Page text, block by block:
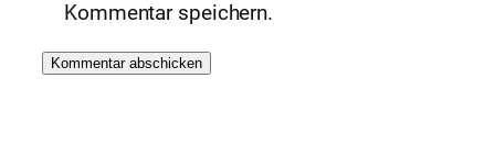
Kommentar speichern.